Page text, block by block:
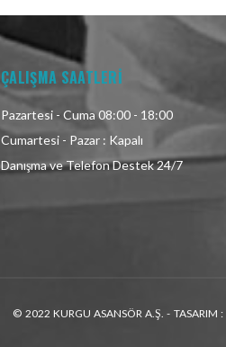
ÇALIŞMA SAATLERİ
Pazartesi - Cuma 08:00 - 18:00
Cumartesi - Pazar : Kapalı
Danışma ve Telefon Destek 24/7
© 2022 KURGU ASANSÖR A.Ş. - TASARIM :